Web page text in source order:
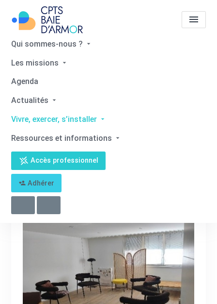
Qui sommes-nous ?
Les missions
Agenda
Actualités
Vivre, exercer, s’installer
Ressources et informations
Accès professionnel
Adhérer
Annonces